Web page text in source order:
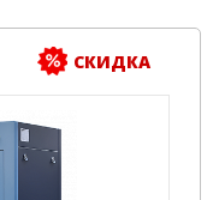
СКИДКА